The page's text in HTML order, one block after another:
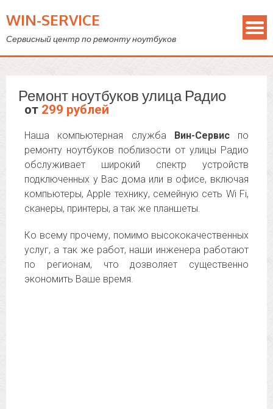
WIN-SERVICE
Сервисный центр по ремонту ноутбуков
Ремонт ноутбуков улица Радио
от 299 рублей
Наша компьютерная служба Вин-Сервиспо
ремонту ноутбуков поблизости от улицы Радио
обслуживает широкий спектр устройств
подключенных у Вас дома или в офисе, включая
компьютеры, Apple технику, семейную сеть Wi Fi,
сканеры, принтеры, а так же планшеты.
Ко всему прочему, помимо высококачественных
услуг, а так же работ, наши инженера работают
по регионам, что дозволяет существенно
экономить Ваше время.